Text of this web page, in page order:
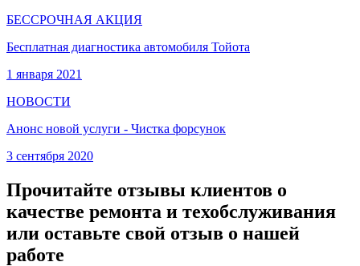
БЕССРОЧНАЯ АКЦИЯ
Бесплатная диагностика автомобиля Тойота
1 января 2021
НОВОСТИ
Анонс новой услуги - Чистка форсунок
3 сентября 2020
Прочитайте отзывы клиентов о
качестве ремонта и техобслуживания
или оставьте свой отзыв о нашей
работе